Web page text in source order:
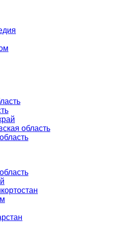
область